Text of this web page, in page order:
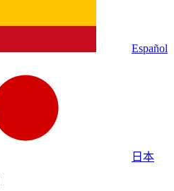
Español
日本